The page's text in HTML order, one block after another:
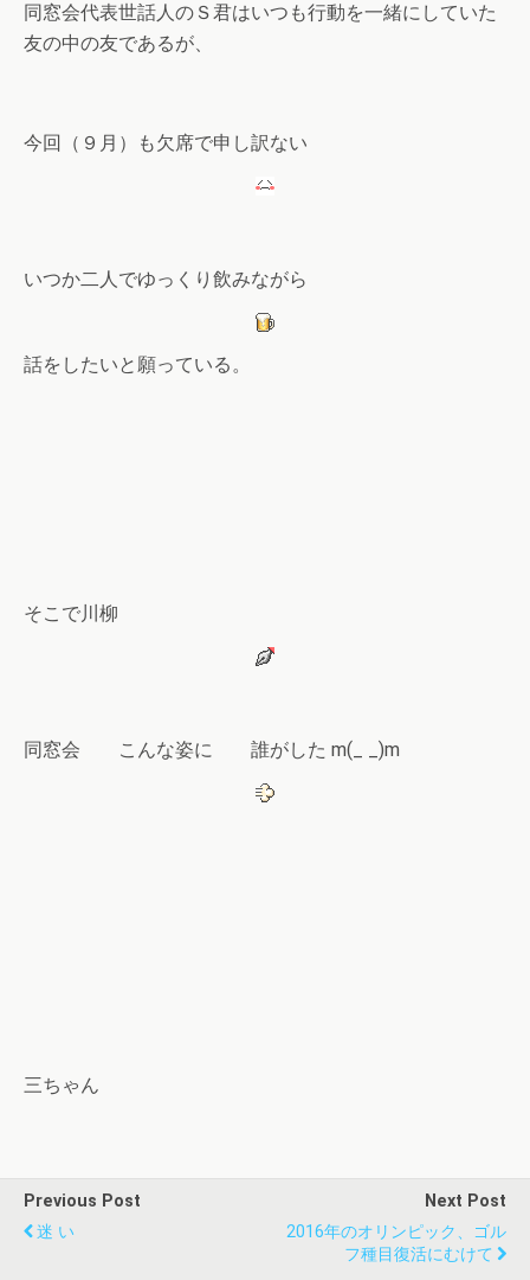
同窓会代表世話人のＳ君はいつも行動を一緒にしていた
友の中の友であるが、
今回（９月）も欠席で申し訳ない
いつか二人でゆっくり飲みながら
話をしたいと願っている。
そこで川柳
同窓会 こんな姿に 誰がした m(_ _)m
三ちゃん
Previous Post
迷 い
Next Post
2016年のオリンピック、ゴル
フ種目復活にむけて